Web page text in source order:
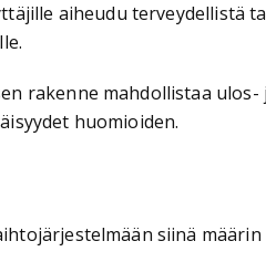
aiheudu terveydellistä
rakenne mahdollistaa ulos-
huomioiden.
siinä